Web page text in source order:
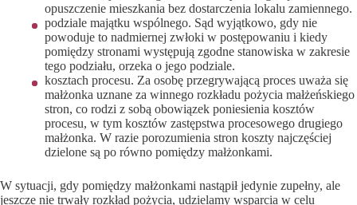
opuszczenie mieszkania bez dostarczenia lokalu zamiennego.
podziale majątku wspólnego. Sąd wyjątkowo, gdy nie
powoduje to nadmiernej zwłoki w postępowaniu i kiedy
pomiędzy stronami występują zgodne stanowiska w zakresie
tego podziału, orzeka o jego podziale.
kosztach procesu. Za osobę przegrywającą proces uważa się
małżonka uznane za winnego rozkładu pożycia małżeńskiego
stron, co rodzi z sobą obowiązek poniesienia kosztów
procesu, w tym kosztów zastępstwa procesowego drugiego
małżonka. W razie porozumienia stron koszty najczęściej
dzielone są po równo pomiędzy małżonkami.
W sytuacji, gdy pomiędzy małżonkami nastąpił jedynie zupełny, ale
jeszcze nie trwały rozkład pożycia, udzielamy wsparcia w celu